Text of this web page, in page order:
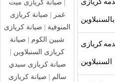
كريازى
بالسنبلاوين
كريازى
السنبلاوين
صيانة كريازى ميت
غمر
صيانة كريازى
المنوفية
صيانة كريازى
شبين الكوم
صيانة
كريازى السنبلاوين
صيانة كريازى سيدي
سالم
صيانة كريازى